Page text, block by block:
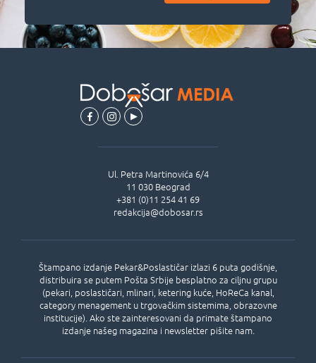
Štampano izdanje Pekar&Poslastičar izlazi 6 puta godišnje,
distribuira se putem Pošta Srbije besplatno za ciljnu grupu
(pekari, poslastičari, mlinari, ketering kuće, HoReCa kanal,
category menagement u trgovačkim sistemima, obrazovne
institucije). Ako ste zainteresovani da primate štampano
izdanje našeg magazina i newsletter pišite nam.
Ul. Petra Martinovića 6/4
11 030 Beograd
+381 (0)11 254 41 69
redakcija@dobosar.rs